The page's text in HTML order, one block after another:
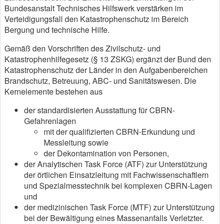
Bundesanstalt Technisches Hilfswerk verstärken im
Verteidigungsfall den Katastrophenschutz im Bereich
Bergung und technische Hilfe.
Gemäß den Vorschriften des Zivilschutz- und
Katastrophenhilfegesetz (§ 13 ZSKG) ergänzt der Bund den
Katastrophenschutz der Länder in den Aufgabenbereichen
Brandschutz, Betreuung, ABC- und Sanitätswesen. Die
Kernelemente bestehen aus
der standardisierten Ausstattung für CBRN-
Gefahrenlagen
mit der qualifizierten CBRN-Erkundung und
Messleitung sowie
der Dekontamination von Personen,
der Analytischen Task Force (ATF) zur Unterstützung
der örtlichen Einsatzleitung mit Fachwissenschaftlern
und Spezialmesstechnik bei komplexen CBRN-Lagen
und
der medizinischen Task Force (MTF) zur Unterstützung
bei der Bewältigung eines Massenanfalls Verletzter.